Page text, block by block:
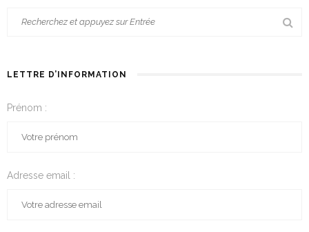
LETTRE D’INFORMATION
Prénom :
Adresse email :